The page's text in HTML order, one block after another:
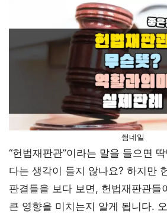
썸네일
“헌법재판관”이라는 말을 들으면
다는 생각이 들지 않나요? 하지만
판결들을 보다 보면, 헌법재판관들
큰 영향을 미치는지 알게 됩니다.